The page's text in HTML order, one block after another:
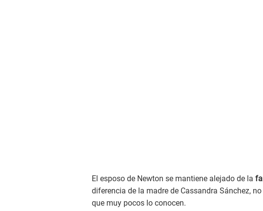
El esposo de Newton se mantiene alejado de la
diferencia de la madre de Cassandra Sánchez,
que muy pocos lo conocen.